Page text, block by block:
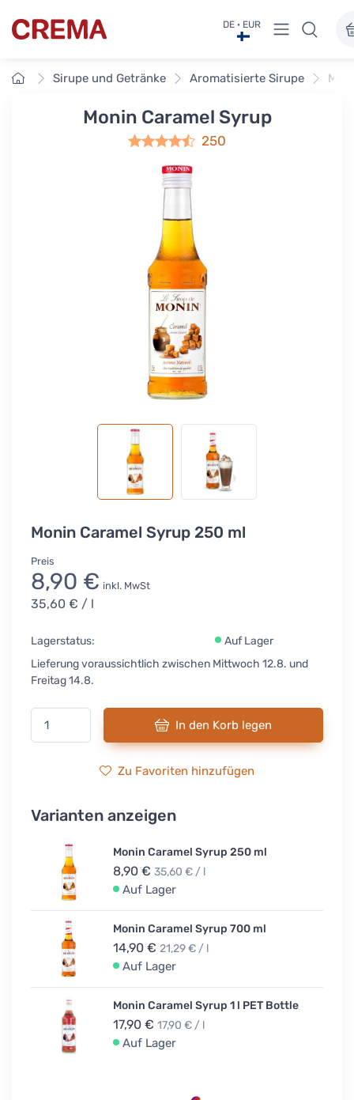
Crema DE · EUR Menü
Startseite
Sirupe und Getränke Aromatisierte Sirupe
Monin Caramel Syrup
250
Monin Caramel Syrup 250 ml
Preis
8,90 € inkl. MwSt
35,60 € / l
Lagerstatus:
Auf Lager
Lieferung voraussichtlich zwischen Mittwoch 12.8. und
Freitag 14.8.
In den Korb legen
Zu Favoriten hinzufügen
Varianten anzeigen
Monin Caramel Syrup 250 ml
8,90 € 35,60 € / l
Auf Lager
Monin Caramel Syrup 700 ml
14,90 € 21,29 € / l
Auf Lager
Monin Caramel Syrup 1 l PET Bottle
17,90 € 17,90 € / l
Auf Lager